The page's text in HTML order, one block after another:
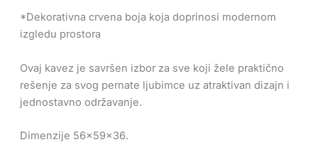
*Dekorativna crvena boja koja doprinosi modernom
izgledu prostora
Ovaj kavez je savršen izbor za sve koji žele praktično
rešenje za svog pernate ljubimce uz atraktivan dizajn i
jednostavno održavanje.
Dimenzije 56x59x36.